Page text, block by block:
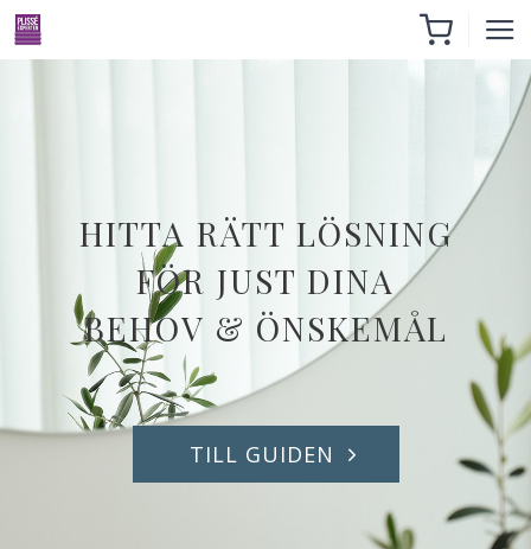
HITTA RÄTT LÖSNING
FÖR JUST DINA
BEHOV & ÖNSKEMÅL
TILL GUIDEN